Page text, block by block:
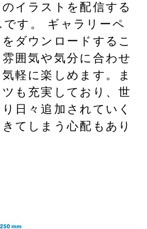
イラストを配信する
す。 ギャラリーペ
ダウンロードするこ
囲気や気分に合わせ
軽に楽しめます。ま
も充実しており、世
日々追加されていく
てしまう心配もあり